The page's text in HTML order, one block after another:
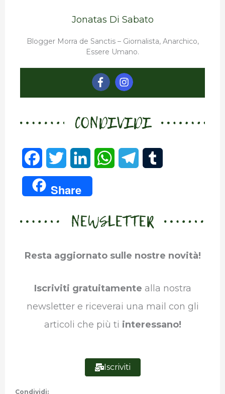
Jonatas Di Sabato
Blogger Morra de Sanctis – Giornalista, Anarchico,
Essere Umano.
CONDIVIDI
a
c
o
w
i
e
i
n
k
d
W
t
A
e
r
b
r
Share
NEWSLETTER
Resta aggiornato sulle nostre novità!
Iscriviti gratuitamente alla nostra
newsletter e riceverai una mail con gli
articoli che più ti interessano!
Iscriviti
Condividi: